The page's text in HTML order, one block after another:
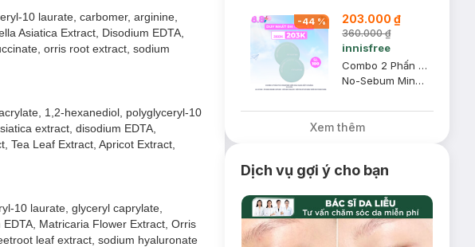
10 laurate, carbomer, arginine,
Asiatica Extract, Disodium EDTA,
orris root extract, sodium
1,2-hexanediol, polyglyceryl-10
extract, disodium EDTA,
Tea Leaf Extract, Apricot Extract,
10 laurate, glyceryl caprylate,
Matricaria Flower Extract, Orris
leaf extract, sodium hyaluronate
-44% 203.000 ₫
360.000 ₫
innisfree
Combo 2 Phấn Phủ innisfree Kiềm Dầu Dạng Bột Khoáng 5g (Mới)
No-Sebum Mineral Powder
Xem thêm
Dịch vụ gợi ý cho bạn